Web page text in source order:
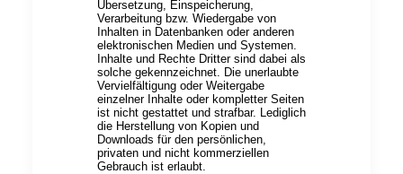
Übersetzung, Einspeicherung,
Verarbeitung bzw. Wiedergabe von
Inhalten in Datenbanken oder anderen
elektronischen Medien und Systemen.
Inhalte und Rechte Dritter sind dabei als
solche gekennzeichnet. Die unerlaubte
Vervielfältigung oder Weitergabe
einzelner Inhalte oder kompletter Seiten
ist nicht gestattet und strafbar. Lediglich
die Herstellung von Kopien und
Downloads für den persönlichen,
privaten und nicht kommerziellen
Gebrauch ist erlaubt.